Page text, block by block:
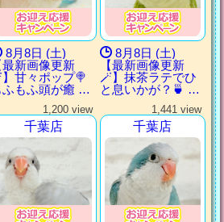
8月8日 (土)
最新画像更新
】甘々ポップ🍭
ふもふ頭が癒 …
8月8日 (土)
【最新画像更新
🪄】抹茶ラテでひ
と息いかが？🍵 …
1,200 view
千葉店
1,441 view
千葉店